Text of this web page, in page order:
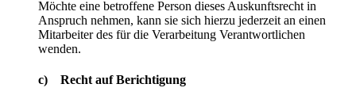
Möchte eine betroffene Person dieses Auskunftsrecht in
Anspruch nehmen, kann sie sich hierzu jederzeit an einen
Mitarbeiter des für die Verarbeitung Verantwortlichen
wenden.
c) Recht auf Berichtigung